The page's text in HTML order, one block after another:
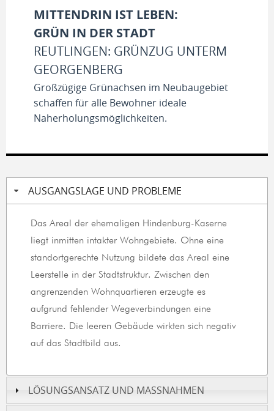
MITTENDRIN IST LEBEN:
GRÜN IN DER STADT
REUTLINGEN: GRÜNZUG UNTERM
GEORGENBERG
Großzügige Grünachsen im Neubaugebiet
schaffen für alle Bewohner ideale
Naherholungsmöglichkeiten.
AUSGANGSLAGE UND PROBLEME
Das Areal der ehemaligen Hindenburg-Kaserne
liegt inmitten intakter Wohngebiete. Ohne eine
standortgerechte Nutzung bildete das Areal eine
Leerstelle in der Stadtstruktur. Zwischen den
angrenzenden Wohnquartieren erzeugte es
aufgrund fehlender Wegeverbindungen eine
Barriere. Die leeren Gebäude wirkten sich negativ
auf das Stadtbild aus.
LÖSUNGSANSATZ UND MASSNAHMEN